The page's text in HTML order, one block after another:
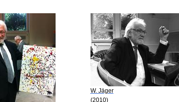
W. Jäger
(2010)